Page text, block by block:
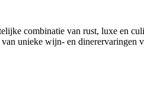
combinatie van rust, luxe en
unieke wijn- en dinerervaringen